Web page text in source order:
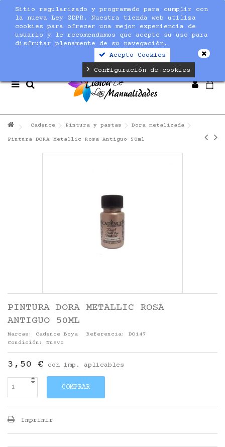
Notice : Undefined index: max_amount in
/home/nuevaltm/public_html/modules/sequracheckout/lib/
on line19
Sitio regularizado y programado para cumplir con
la nueva Ley GDPR. Nuestra tienda web utiliza
cookies para ofrecer una mejor experiencia de
usuario y le recomendamos que acepte su uso para
disfrutar plenamente de su navegación.
Acepto Cookies
Configuración de cookies
Cadence Pintura y pastas Dora metalizada
Pintura DORA Metallic Rosa Antiguo 50ml
PINTURA DORA METALLIC ROSA
ANTIGUO 50ML
Marcas: Cadence Boya Referencia:
DO147
Condición:
Nuevo
3,50 € con imp. aplicables
COMPRAR
Imprimir